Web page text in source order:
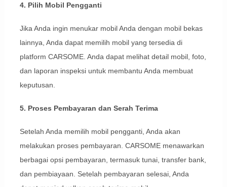
4. Pilih Mobil Pengganti
Jika Anda ingin menukar mobil Anda dengan mobil bekas
lainnya, Anda dapat memilih mobil yang tersedia di
platform CARSOME. Anda dapat melihat detail mobil, foto,
dan laporan inspeksi untuk membantu Anda membuat
keputusan.
5. Proses Pembayaran dan Serah Terima
Setelah Anda memilih mobil pengganti, Anda akan
melakukan proses pembayaran. CARSOME menawarkan
berbagai opsi pembayaran, termasuk tunai, transfer bank,
dan pembiayaan. Setelah pembayaran selesai, Anda